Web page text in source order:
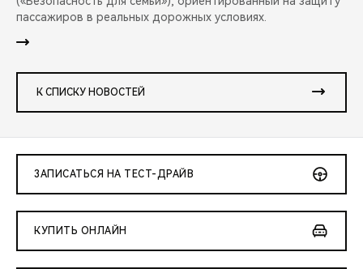
пассажиров в реальных дорожных условиях.
К СПИСКУ НОВОСТЕЙ
ЗАПИСАТЬСЯ НА ТЕСТ-ДРАЙВ
КУПИТЬ ОНЛАЙН